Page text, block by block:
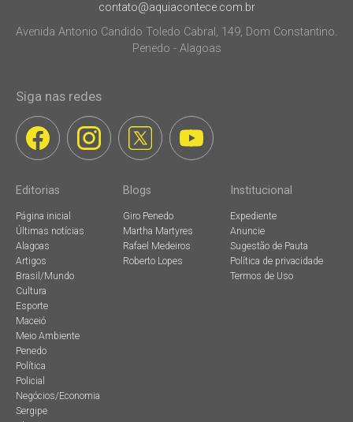
contato@aquiacontece.com.br
Avenida Antonio Candido Toledo Cabral, 149, Dom Constantino.
Penedo - Alagoas
Siga nas redes
Editorias
Página inicial
Últimas notícias
Alagoas
Artigos
Brasil/Mundo
Cultura
Esporte
Maceió
Meio Ambiente
Penedo
Política
Policial
Negócios/Economia
Sergipe
Blogs
Giro Penedo
Martha Martyres
Rafael Medeiros
Roberto Lopes
Institucional
Expediente
Anuncie
Sugestão de Pauta
Política de privacidade
Termos de Uso